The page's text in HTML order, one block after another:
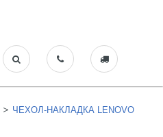
> ЧЕХОЛ-НАКЛАДКА LENOVO